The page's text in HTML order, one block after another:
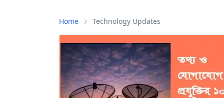
Home Technology Updates